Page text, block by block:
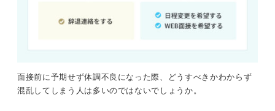
面接前に予期せず体調不良になった際、どうすべきかわからず
混乱してしまう人は多いのではないでしょうか。